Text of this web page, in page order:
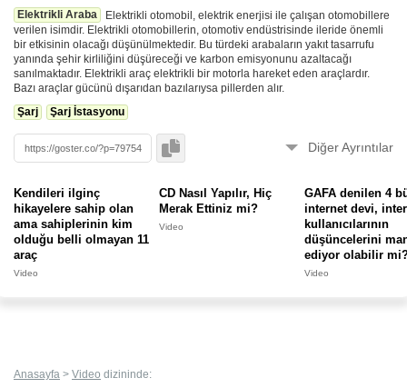
Elektrikli Araba
Elektrikli otomobil, elektrik enerjisi ile çalışan otomobillere
verilen isimdir. Elektrikli otomobillerin, otomotiv endüstrisinde ileride önemli
bir etkisinin olacağı düşünülmektedir. Bu türdeki arabaların yakıt tasarrufu
yanında şehir kirliliğini düşüreceği ve karbon emisyonunu azaltacağı
sanılmaktadır. Elektrikli araç elektrikli bir motorla hareket eden araçlardır.
Bazı araçlar gücünü dışarıdan bazılarıysa pillerden alır.
Şarj
Şarj İstasyonu
Diğer Ayrıntılar
Bu Gönderiyi Raporla
Hata veya kötüye kullanım varsa bize bildirin.
Göster'de bunun gibi binlerce içerik bulunmaktadır. Yenilerini kaçırmamak için
butonuna basarak
veya mobil cihazınızın ana ekranına
Kendileri ilginç
hikayelere sahip olan
ama sahiplerinin kim
olduğu belli olmayan 11
araç
Video
CD Nasıl Yapılır, Hiç
Merak Ettiniz mi?
Video
GAFA denilen 4
internet devi,
kullanıcılarının
düşüncelerini
ediyor olabilir
Video
Anasayfa > Video dizininde: